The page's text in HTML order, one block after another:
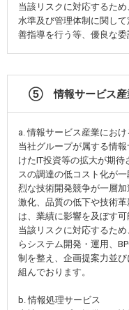
当該リスクに対応するた
水準及び管理体制に関し
善指導を行う等、優良な委
⑤ 情報サービス産
a. 情報サービス産業にお
当社グループが属する情
けたIT投資等の拡大が期
スの調達の低コスト化が
烈な技術開発競争が一層
激化、品質の低下や技術
は、業績に影響を及ぼす可
当該リスクに対応するた
らシステム開発・運用、
制を整え、企画提案力並
組んでおります。
b. 情報処理サービス